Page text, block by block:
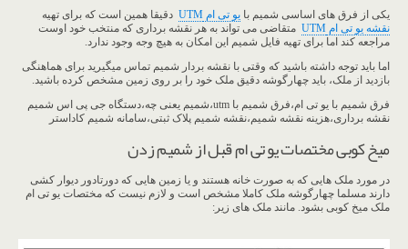
یکی از فرق های اساسی شمیم با یو تی ام UTM دقیقا همین است که برای تهیه
نقشه یو تی ام UTM متقاضی می تواند به هر نقشه برداری که منتخب خود اوست
مراجعه کند اما برای تهیه فایل شمیم این امکان به هیچ وجه وجود ندارد.
اما باید توجه داشته باشید که وقتی با نقشه بردار شمیم تماس میگیرید برای هماهنگی
بازدید از ملک، باید چهارگوشه دقیق ملک خود را بر روی زمین مشخص کرده باشید.
فرق شمیم با یو تی ام،فرق شمیم با utm،شمیم یعنی چه،دستگاه جی پی اس شمیم
نقشه برداری،هزینه نقشه شمیم،نقشه شمیم پلاک ثبتی،سامانه شمیم کاداستر
میخ کوبی مختصات یو تی ام قبل از شمیم زدن
در مورد ملک هایی که به صورت خانه هستند و یا زمین هایی که دورتادور دیوار کشی
دارند مسلما چهارگوشه ملک کاملا مشخص است و لازم نیست که مختصات یو تی ام
ملک میخ کوبی بشود. مانند ملک های زیر: